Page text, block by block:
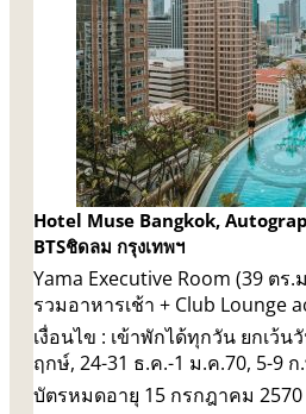
Hotel Muse Bangkok,
BTSชิดลม กรุงเทพฯ
Yama Executive Room (39 ตร
รวมอาหารเช้า + Club Lounge
เงื่อนไข : เข้าพักได้ทุกวัน ยกเว้
ฤกษ์, 24-31 ธ.ค.-1 ม.ค.70, 5-9 ก
บัตรหมดอายุ 15 กรกฎาคม 2570